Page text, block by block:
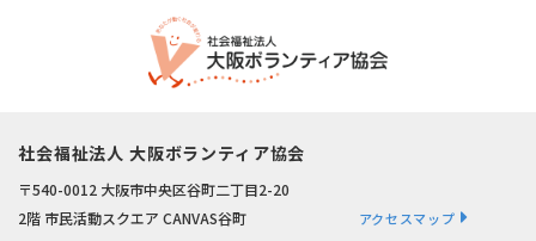
社会福祉法人 大阪ボランティア協会
〒540-0012 大阪市中央区谷町二丁目2-20
2階 市民活動スクエア CANVAS谷町
アクセスマップ